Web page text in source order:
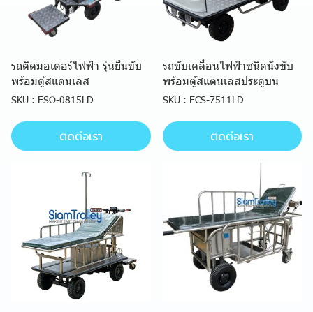
รถติดมอเตอร์ไฟฟ้า รุ่นยืนขับ
พร้อมตู้สแตนเลส
SKU : ESO-0815LD
ติดต่อเรา
รถขับเคลื่อนไฟฟ้าชนิดนั่งขับ
พร้อมตู้สแตนเลสประตูบน
SKU : ECS-7511LD
ติดต่อเรา